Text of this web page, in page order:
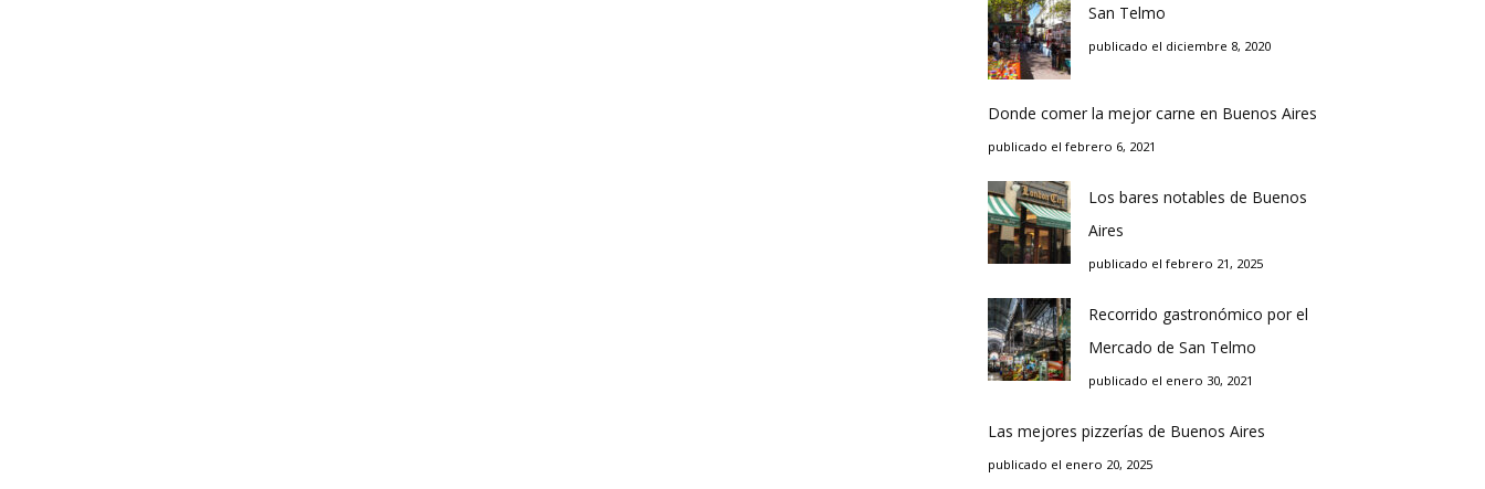
San Telmo
publicado el diciembre 8, 2020
Donde comer la mejor carne en Buenos Aires
publicado el febrero 6, 2021
Los bares notables de Buenos
Aires
publicado el febrero 21, 2025
Recorrido gastronómico por el
Mercado de San Telmo
publicado el enero 30, 2021
Las mejores pizzerías de Buenos Aires
publicado el enero 20, 2025